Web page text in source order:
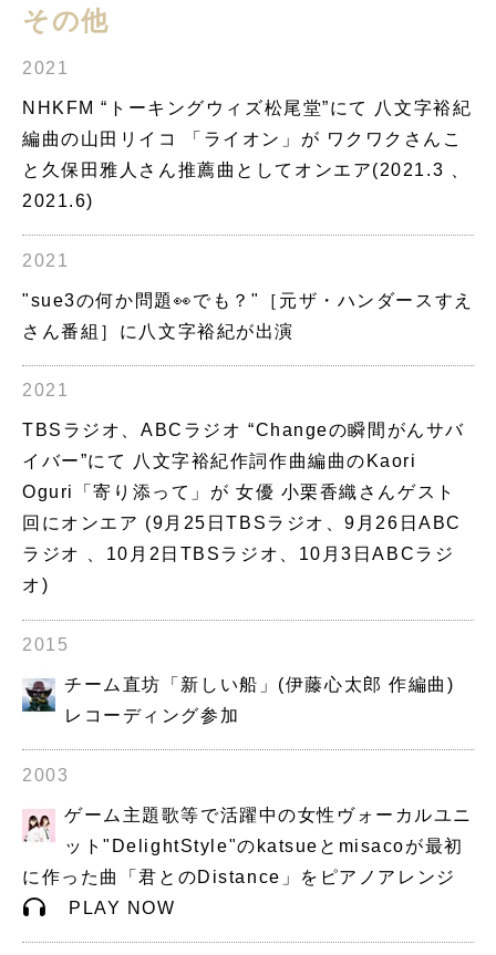
その他
2021
NHKFM “トーキングウィズ松尾堂”にて 八文字裕紀
編曲の山田リイコ 「ライオン」が ワクワクさんこ
と久保田雅人さん推薦曲としてオンエア(2021.3 、
2021.6)
2021
"sue3の何か問題👀でも？"［元ザ・ハンダースすえ
さん番組］に八文字裕紀が出演
2021
TBSラジオ、ABCラジオ “Changeの瞬間がんサバ
イバー”にて 八文字裕紀作詞作曲編曲のKaori
Oguri「寄り添って」が 女優 小栗香織さんゲスト
回にオンエア (9月25日TBSラジオ、9月26日ABC
ラジオ 、10月2日TBSラジオ、10月3日ABCラジ
オ)
2015
チーム直坊「新しい船」(伊藤心太郎 作編曲)
レコーディング参加
2003
ゲーム主題歌等で活躍中の女性ヴォーカルユニ
ット"DelightStyle"のkatsueとmisacoが最初
に作った曲「君とのDistance」をピアノアレンジ
PLAY NOW